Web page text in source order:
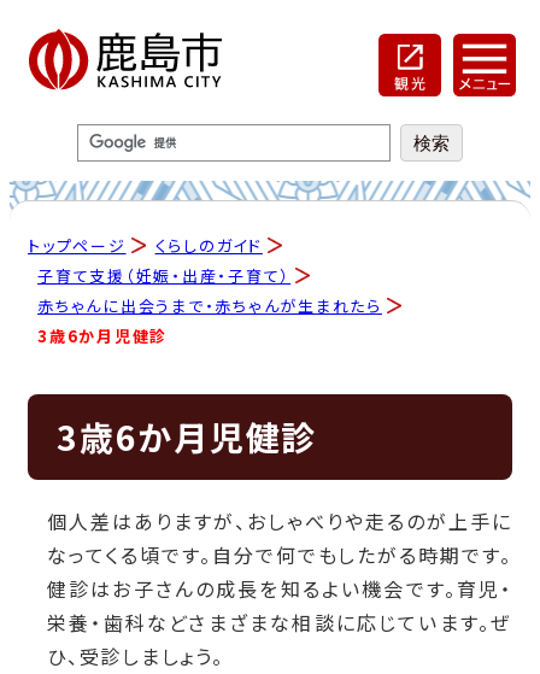
トップページ
くらしのガイド
子育て支援（妊娠・出産・子育て）
赤ちゃんに出会うまで・赤ちゃんが生まれたら
3歳6か月児健診
3歳6か月児健診
個人差はありますが、おしゃべりや走るのが上手に
なってくる頃です。自分で何でもしたがる時期です。
健診はお子さんの成長を知るよい機会です。育児・
栄養・歯科などさまざまな相談に応じています。ぜ
ひ、受診しましょう。